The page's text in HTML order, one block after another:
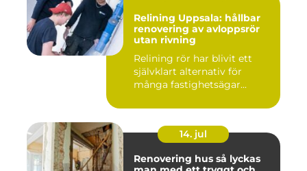
Relining Uppsala: hållbar
renovering av avloppsrör
utan rivning
Relining rör har blivit ett
självklart alternativ för
många fastighetsägar...
14. jul
Renovering hus så lyckas